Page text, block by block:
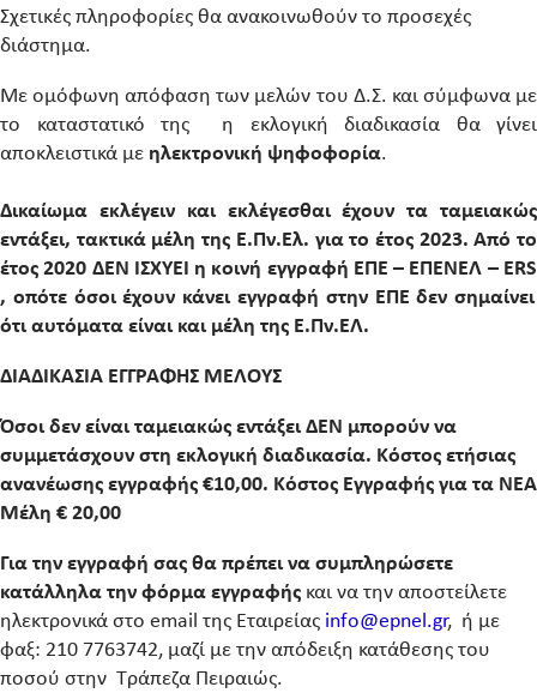
Σχετικές πληροφορίες θα ανακοινωθούν το προσεχές
διάστημα.
Με ομόφωνη απόφαση των μελών του Δ.Σ. και σύμφωνα με
το καταστατικό της η εκλογική διαδικασία θα γίνει
αποκλειστικά με ηλεκτρονική ψηφοφορία.
Δικαίωμα εκλέγειν και εκλέγεσθαι έχουν τα ταμειακώς
εντάξει, τακτικά μέλη της Ε.Πν.Ελ. για το έτος 2023. Από το
έτος 2020 ΔΕΝ ΙΣΧΥΕΙ η κοινή εγγραφή ΕΠΕ – ΕΠΕΝΕΛ – ERS
, οπότε όσοι έχουν κάνει εγγραφή στην ΕΠΕ δεν σημαίνει
ότι αυτόματα είναι και μέλη της Ε.Πν.ΕΛ.
ΔΙΑΔΙΚΑΣΙΑ ΕΓΓΡΑΦΗΣ ΜΕΛΟΥΣ
Όσοι δεν είναι ταμειακώς εντάξει ΔΕΝ μπορούν να
συμμετάσχουν στη εκλογική διαδικασία. Κόστος ετήσιας
ανανέωσης εγγραφής €10,00. Κόστος Εγγραφής για τα ΝΕΑ
Μέλη € 20,00
Για την εγγραφή σας θα πρέπει να συμπληρώσετε
κατάλληλα την φόρμα εγγραφής και να την αποστείλετε
ηλεκτρονικά στο email της Εταιρείας info@epnel.gr, ή με
φαξ: 210 7763742, μαζί με την απόδειξη κατάθεσης του
ποσού στην Τράπεζα Πειραιώς.